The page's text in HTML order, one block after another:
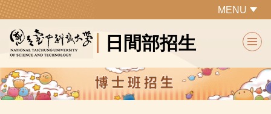
跳
主
要
內
容
區
日間部招生
MENU